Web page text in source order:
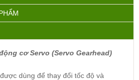
cơ Servo (Servo Gearhead)
dùng để thay đổi tốc độ và